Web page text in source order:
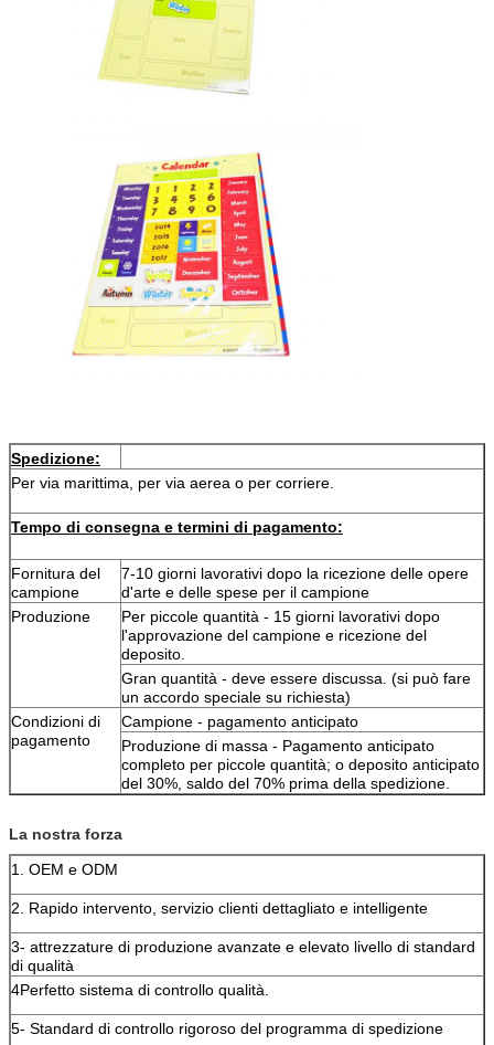
Spedizione:
Per via marittima, per via aerea o per corriere.
Tempo di consegna e termini di pagamento:
Fornitura del
campione
7-10 giorni lavorativi dopo la ricezione delle opere
d'arte e delle spese per il campione
Produzione
Per piccole quantità - 15 giorni lavorativi dopo
l'approvazione del campione e ricezione del
deposito.
Gran quantità - deve essere discussa. (si può fare
un accordo speciale su richiesta)
Condizioni di
pagamento
Campione - pagamento anticipato
Produzione di massa - Pagamento anticipato
completo per piccole quantità; o deposito anticipato
del 30%, saldo del 70% prima della spedizione.
La nostra forza
1. OEM e ODM
2. Rapido intervento, servizio clienti dettagliato e intelligente
3- attrezzature di produzione avanzate e elevato livello di standard
di qualità
4Perfetto sistema di controllo qualità.
5- Standard di controllo rigoroso del programma di spedizione